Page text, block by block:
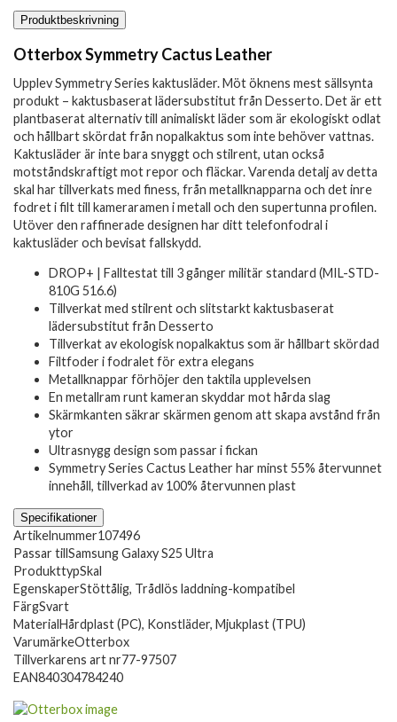
Produktbeskrivning
Otterbox Symmetry Cactus Leather
Upplev Symmetry Series kaktusläder. Möt öknens mest sällsynta
produkt – kaktusbaserat lädersubstitut från Desserto. Det är ett
plantbaserat alternativ till animaliskt läder som är ekologiskt odlat
och hållbart skördat från nopalkaktus som inte behöver vattnas.
Kaktusläder är inte bara snyggt och stilrent, utan också
motståndskraftigt mot repor och fläckar. Varenda detalj av detta
skal har tillverkats med finess, från metallknapparna och det inre
fodret i filt till kameraramen i metall och den supertunna profilen.
Utöver den raffinerade designen har ditt telefonfodral i
kaktusläder och bevisat fallskydd.
DROP+ | Falltestat till 3 gånger militär standard (MIL-STD-
810G 516.6)
Tillverkat med stilrent och slitstarkt kaktusbaserat
lädersubstitut från Desserto
Tillverkat av ekologisk nopalkaktus som är hållbart skördad
Filtfoder i fodralet för extra elegans
Metallknappar förhöjer den taktila upplevelsen
En metallram runt kameran skyddar mot hårda slag
Skärmkanten säkrar skärmen genom att skapa avstånd från
ytor
Ultrasnygg design som passar i fickan
Symmetry Series Cactus Leather har minst 55% återvunnet
innehåll, tillverkad av 100% återvunnen plast
Specifikationer
Artikelnummer107496
Passar tillSamsung Galaxy S25 Ultra
ProdukttypSkal
EgenskaperStöttålig, Trådlös laddning-kompatibel
FärgSvart
MaterialHårdplast (PC), Konstläder, Mjukplast (TPU)
VarumärkeOtterbox
Tillverkarens art nr77-97507
EAN840304784240